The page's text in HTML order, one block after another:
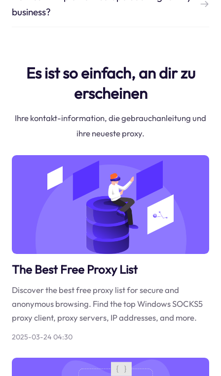
business?
Es ist so einfach, an dir zu
erscheinen
Ihre kontakt-information, die gebrauchanleitung und
ihre neueste proxy.
The Best Free Proxy List
Discover the best free proxy list for secure and
anonymous browsing. Find the top Windows SOCKS5
proxy client, proxy servers, IP addresses, and more.
2025-03-24 04:30